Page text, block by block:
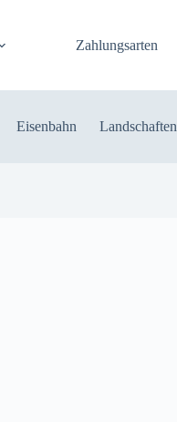
Zahlungsarten
Eisenbahn Landschaften